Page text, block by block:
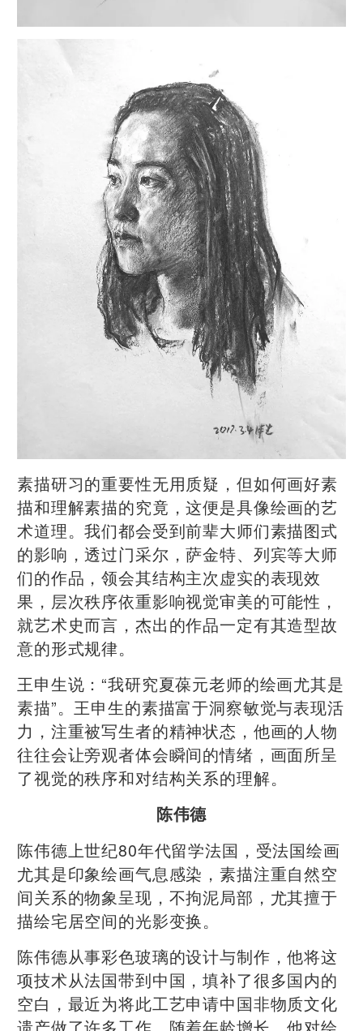
素描研习的重要性无用质疑，但如何画好素
描和理解素描的究竟，这便是具像绘画的艺
术道理。我们都会受到前辈大师们素描图式
的影响，透过门采尔，萨金特、列宾等大师
们的作品，领会其结构主次虚实的表现效
果，层次秩序依重影响视觉审美的可能性，
就艺术史而言，杰出的作品一定有其造型故
意的形式规律。
王申生说：“我研究夏葆元老师的绘画尤其是
素描”。王申生的素描富于洞察敏觉与表现活
力，注重被写生者的精神状态，他画的人物
往往会让旁观者体会瞬间的情绪，画面所呈
了视觉的秩序和对结构关系的理解。
陈伟德
陈伟德上世纪80年代留学法国，受法国绘画
尤其是印象绘画气息感染，素描注重自然空
间关系的物象呈现，不拘泥局部，尤其擅于
描绘宅居空间的光影变换。
陈伟德从事彩色玻璃的设计与制作，他将这
项技术从法国带到中国，填补了很多国内的
空白，最近为将此工艺申请中国非物质文化